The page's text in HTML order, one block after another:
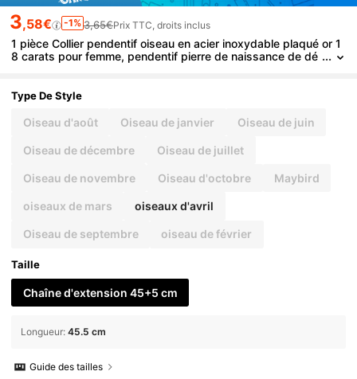
3,58€ -1% 3,65€Prix TTC, droits inclus
1 pièce Collier pendentif oiseau en acier inoxydable plaqué or 1
8 carats pour femme, pendentif pierre de naissance de dé
moiselle d'honneur, cadeau de la Saint-Valentin
Type De Style
Oiseau d'août Oiseau de janvier Oiseau de juin
Oiseau de décembre Oiseau de juillet
Oiseau de novembre Oiseau d'octobre Maybird
oiseaux de mars oiseaux d'avril
Oiseau de septembre oiseau de février
Taille
Chaîne d'extension 45+5 cm
Longueur: 45.5 cm
Guide des tailles